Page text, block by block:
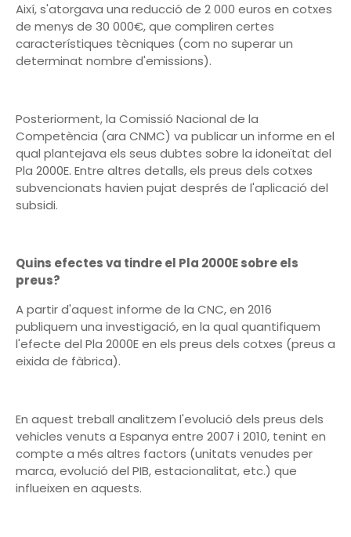
Així, s'atorgava una reducció de 2 000 euros en cotxes
de menys de 30 000€, que compliren certes
característiques tècniques (com no superar un
determinat nombre d'emissions).
Posteriorment, la Comissió Nacional de la
Competència (ara CNMC) va publicar un informe en el
qual plantejava els seus dubtes sobre la idoneïtat del
Pla 2000E. Entre altres detalls, els preus dels cotxes
subvencionats havien pujat després de l'aplicació del
subsidi.
Quins efectes va tindre el Pla 2000E sobre els
preus?
A partir d'aquest informe de la CNC, en 2016
publiquem una investigació, en la qual quantifiquem
l'efecte del Pla 2000E en els preus dels cotxes (preus a
eixida de fàbrica).
En aquest treball analitzem l'evolució dels preus dels
vehicles venuts a Espanya entre 2007 i 2010, tenint en
compte a més altres factors (unitats venudes per
marca, evolució del PIB, estacionalitat, etc.) que
influeixen en aquests.